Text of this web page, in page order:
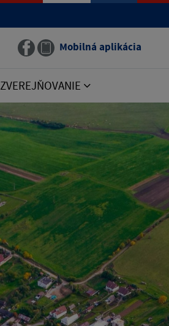
Mobilná aplikácia
ZVEREJŇOVANIE